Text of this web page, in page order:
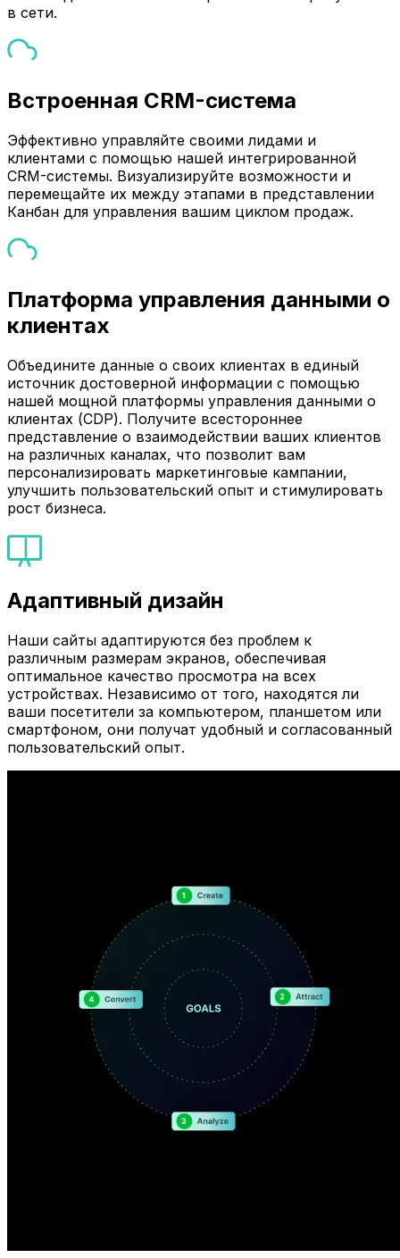
в сети.
Встроенная CRM-система
Эффективно управляйте своими лидами и
клиентами с помощью нашей интегрированной
CRM-системы. Визуализируйте возможности и
перемещайте их между этапами в представлении
Канбан для управления вашим циклом продаж.
Платформа управления данными о
клиентах
Объедините данные о своих клиентах в единый
источник достоверной информации с помощью
нашей мощной платформы управления данными о
клиентах (CDP). Получите всестороннее
представление о взаимодействии ваших клиентов
на различных каналах, что позволит вам
персонализировать маркетинговые кампании,
улучшить пользовательский опыт и стимулировать
рост бизнеса.
Адаптивный дизайн
Наши сайты адаптируются без проблем к
различным размерам экранов, обеспечивая
оптимальное качество просмотра на всех
устройствах. Независимо от того, находятся ли
ваши посетители за компьютером, планшетом или
смартфоном, они получат удобный и согласованный
пользовательский опыт.